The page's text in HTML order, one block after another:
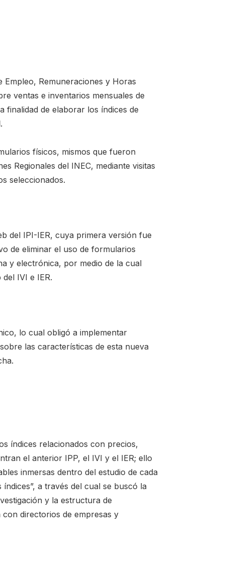
Empleo, Remuneraciones y Horas
ventas e inventarios mensuales de
finalidad de elaborar los índices de
físicos, mismos que fueron
Regionales del INEC, mediante visitas
seleccionados.
del IPI-IER, cuya primera versión fue
de eliminar el uso de formularios
y electrónica, por medio de la cual
IVI e IER.
lo cual obligó a implementar
las características de esta nueva
índices relacionados con precios,
el anterior IPP, el IVI y el IER; ello
inmersas dentro del estudio de cada
a través del cual se buscó la
y la estructura de
directorios de empresas y